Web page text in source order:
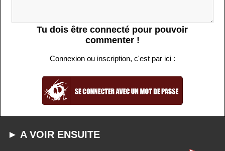
Tu dois être connecté pour pouvoir
commenter !
Connexion ou inscription, c'est par ici :
► A VOIR ENSUITE